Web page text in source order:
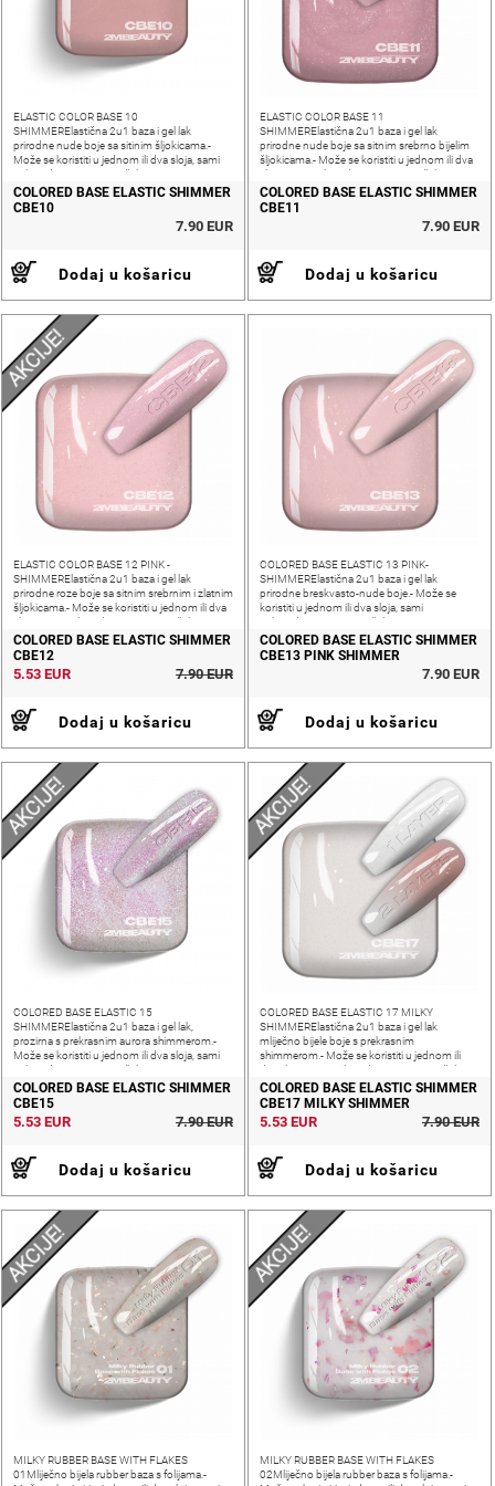
ELASTIC COLOR BASE 10
SHIMMERElastična 2u1 baza i gel lak
prirodne nude boje sa sitinim šljokicama.-
Može se koristiti u jednom ili dva sloja, sami
prilagođavate ovisno o željenoj nijansi i
pokrivenosti nokta- Srednja gustoća,
fleksibilna i
COLORED BASE ELASTIC SHIMMER
CBE10
7.90 EUR
Dodaj u košaricu
ELASTIC COLOR BASE 11
SHIMMERElastična 2u1 baza i gel lak
prirodne nude boje sa sitnim srebrno bijelim
šljokicama.- Može se koristiti u jednom ili dva
sloja, sami prilagođavate ovisno o željenoj
nijansi i pokrivenosti nokta- Srednja gustoća,
COLORED BASE ELASTIC SHIMMER
CBE11
7.90 EUR
Dodaj u košaricu
AKCIJE!
ELASTIC COLOR BASE 12 PINK -
SHIMMERElastična 2u1 baza i gel lak
prirodne roze boje sa sitnim srebrnim i zlatnim
šljokicama.- Može se koristiti u jednom ili dva
sloja, sami prilagođavate ovisno o željenoj
nijansi i pokrivenosti nokta- Srednja
COLORED BASE ELASTIC SHIMMER
CBE12
5.53 EUR 7.90 EUR
Dodaj u košaricu
COLORED BASE ELASTIC 13 PINK-
SHIMMERElastična 2u1 baza i gel lak
prirodne breskvasto-nude boje.- Može se
koristiti u jednom ili dva sloja, sami
prilagođavate ovisno o željenoj nijansi i
pokrivenosti nokta- Srednja gustoća,
fleksibilna i meka
COLORED BASE ELASTIC SHIMMER
CBE13 PINK SHIMMER
7.90 EUR
Dodaj u košaricu
AKCIJE!
COLORED BASE ELASTIC 15
SHIMMERElastična 2u1 baza i gel lak,
prozirna s prekrasnim aurora shimmerom.-
Može se koristiti u jednom ili dva sloja, sami
prilagođavate ovisno o željenoj nijansi i
pokrivenosti nokta- Srednja gustoća,
fleksibilna i
COLORED BASE ELASTIC SHIMMER
CBE15
5.53 EUR 7.90 EUR
Dodaj u košaricu
AKCIJE!
COLORED BASE ELASTIC 17 MILKY
SHIMMERElastična 2u1 baza i gel lak
mliječno bijele boje s prekrasnim
shimmerom.- Može se koristiti u jednom ili
dva sloja, sami prilagođavate ovisno o željenoj
nijansi i pokrivenosti nokta- Srednja gustoća,
COLORED BASE ELASTIC SHIMMER
CBE17 MILKY SHIMMER
5.53 EUR 7.90 EUR
Dodaj u košaricu
AKCIJE!
MILKY RUBBER BASE WITH FLAKES
01Mliječno bijela rubber baza s folijama.-
AKCIJE!
MILKY RUBBER BASE WITH FLAKES
02Mliječno bijela rubber baza s folijama.-